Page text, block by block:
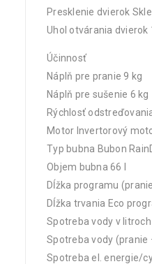
Presklenie dvierok
Uhol otvárania dvierok
Účinnosť
Náplň pre pranie 9 kg
Náplň pre sušenie 6 kg
Rýchlosť
Motor Invertorový
Typ bubna Bubon
Objem bubna 66 l
Dĺžka programu
Dĺžka trvania Eco
Spotreba vody v litroch
Spotreba vody (pranie
Spotreba el. energie/